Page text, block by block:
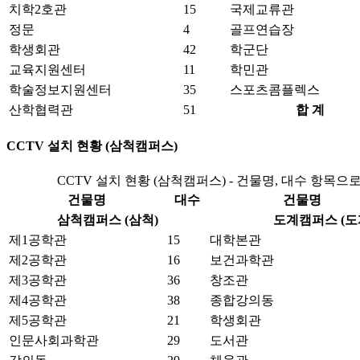
치학2호관 15
국제교류관
정문
4
골프연습장
학생회관
42
학군단
교육지원센터
11
학민관
학술정보지원센터
35
스포츠콤플렉스
산학협력관
51 합 계
CCTV 설치 현황 (삼척캠퍼스)
CCTV 설치 현황 (삼척캠퍼스) - 건물명, 대수 항목으
건물명
대수
건물명
삼척캠퍼스 (삼척)
도계캠퍼스 (도
제1공학관
15
대학본관
제2공학관
16
보건과학관
제3공학관
36
창조관
제4공학관
38
종합강의동
제5공학관
21
학생회관
인문사회과학관
29
도서관